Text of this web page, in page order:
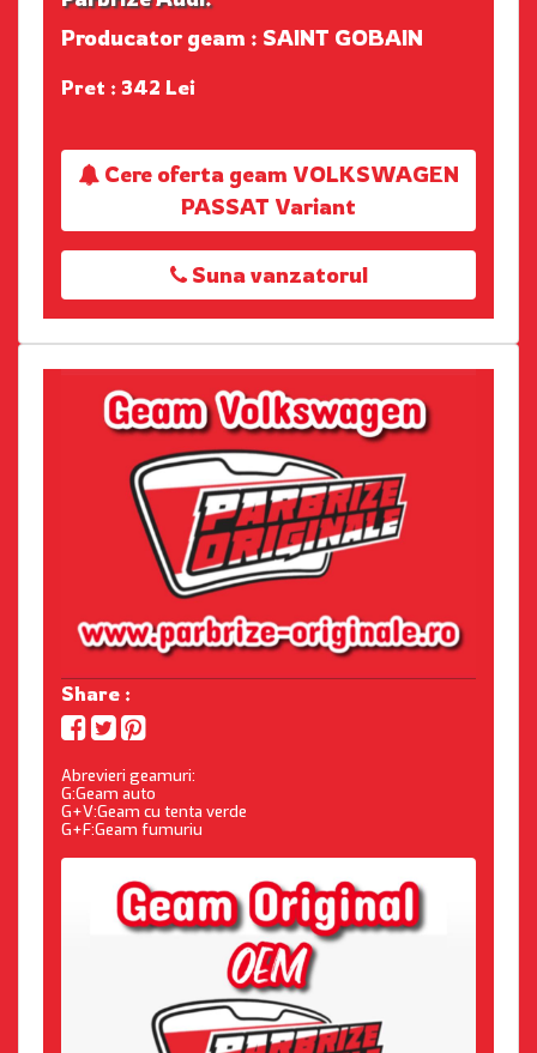
Producator geam : SAINT GOBAIN
Pret : 342 Lei
Cere oferta geam VOLKSWAGEN
PASSAT Variant
Suna vanzatorul
Share :
Abrevieri geamuri:
G:Geam auto
G+V:Geam cu tenta verde
G+F:Geam fumuriu